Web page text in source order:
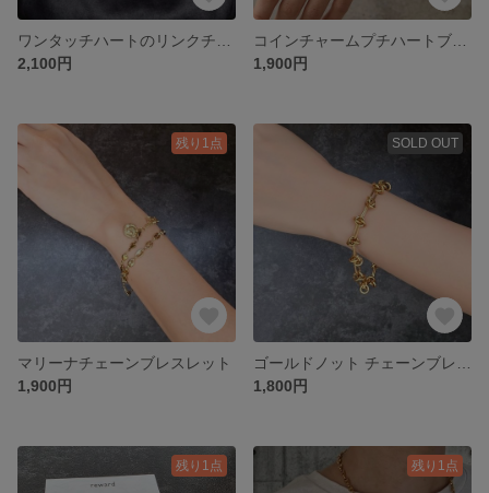
2,100円
1,900円
残り1点
マリーナチェーンブレスレット
1,900円
SOLD OUT
1,800円
残り1点 残り1点